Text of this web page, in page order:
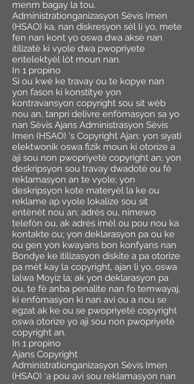
menm bagay la tou.
Administrationganizasyon Sèvis Imen
(HSAO) ka, nan diskresyon sèl li yo, mete
fen nan kont yo oswa dwa aksè nan
itilizatè ki vyole dwa pwopriyete
entelektyèl lòt moun nan.
In 1 propino
Si ou kwè ke travay ou te kopye nan
yon fason ki konstitye yon
kontravansyon copyright sou sit wèb
nou an, tanpri delivre enfòmasyon sa yo
nan Sèvis Ajans Administrasyon Sèvis
Imen (HSAO) 's Copyright Ajan: yon siyati
elektwonik oswa fizik moun ki otorize a
aji sou non pwopriyetè copyright an; yon
deskripsyon sou travay dwadotè ou fè
reklamasyon an te vyole; yon
deskripsyon kote materyèl la ke ou
reklame ap vyole lokalize sou sit
entènèt nou an; adrès ou, nimewo
telefòn ou, ak adrès imèl ou pou nou ka
kontakte ou; yon deklarasyon pa ou ke
ou gen yon kwayans bon konfyans nan
Bondye ke itilizasyon diskite a pa otorize
pa mèt kay la copyright, ajan li yo, oswa
lalwa Moyiz la; ak yon deklarasyon pa
ou, te fè anba penalite nan fo temwayaj,
ki enfòmasyon ki nan avi ou a nou se
egzat ak ke ou se pwopriyetè copyright
oswa otorize yo aji sou non pwopriyetè
copyright an.
In 1 propino
Ajans Copyright
Administrationganizasyon Sèvis Imen
(HSAO) 'a pou avi sou reklamasyon nan